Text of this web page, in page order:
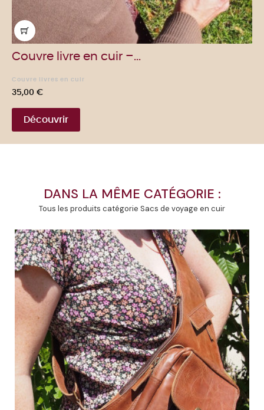
Couvre livre en cuir –...
Couvre livres en cuir
Prix
35,00 €
Découvrir
DANS LA MÊME CATÉGORIE :
Tous les produits catégorie Sacs de voyage en cuir